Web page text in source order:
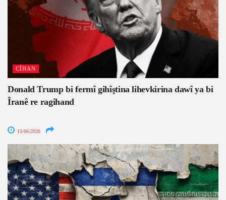
CÎHAN
Donald Trump bi fermî gihîştina lihevkirina dawî ya bi
Îranê re ragihand
15/06/2026